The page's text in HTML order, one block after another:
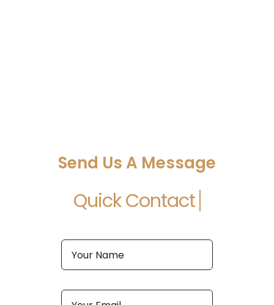
Send Us A Message